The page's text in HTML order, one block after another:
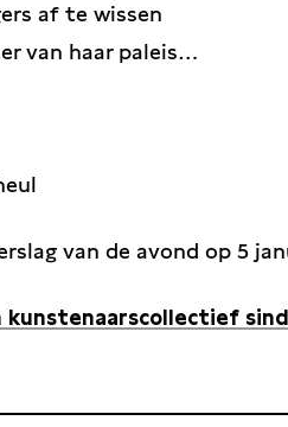
af te wissen
van haar paleis…
van de avond op 5
kunstenaarscollectief